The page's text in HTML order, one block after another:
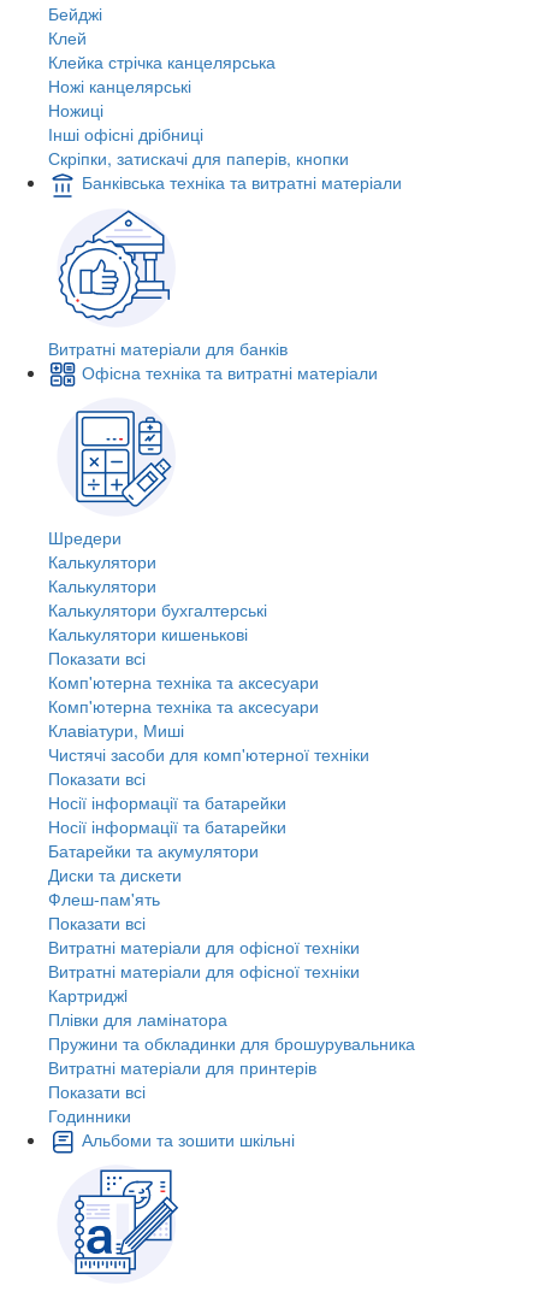
Бейджі
Клей
Клейка стрічка канцелярська
Ножі канцелярські
Ножиці
Інші офісні дрібниці
Скріпки, затискачі для паперів, кнопки
Банківська техніка та витратні матеріали
Витратні матеріали для банків
Офісна техніка та витратні матеріали
Шредери
Калькулятори
Калькулятори
Калькулятори бухгалтерські
Калькулятори кишенькові
Показати всі
Комп'ютерна техніка та аксесуари
Комп'ютерна техніка та аксесуари
Клавіатури, Миші
Чистячі засоби для комп'ютерної техніки
Показати всі
Носії інформації та батарейки
Носії інформації та батарейки
Батарейки та акумулятори
Диски та дискети
Флеш-пам'ять
Показати всі
Витратні матеріали для офісної техніки
Витратні матеріали для офісної техніки
Картриджi
Плівки для ламінатора
Пружини та обкладинки для брошурувальника
Витратні матеріали для принтерів
Показати всі
Годинники
Альбоми та зошити шкільні